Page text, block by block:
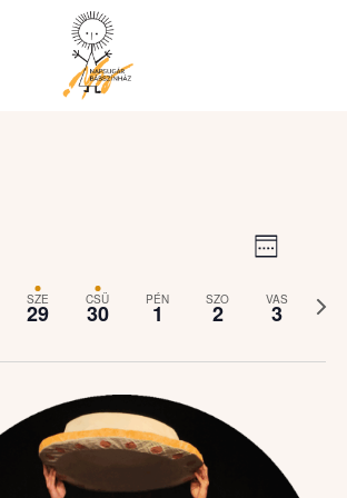
Navigációs
Esemény
nézet
Week
SZE
29 CSÜ
30 PÉN
1 SZO
2 VAS
3
Next